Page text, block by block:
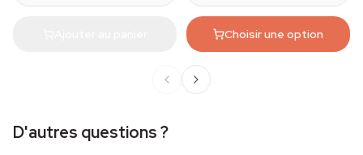
Choisir une option
D'autres questions ?